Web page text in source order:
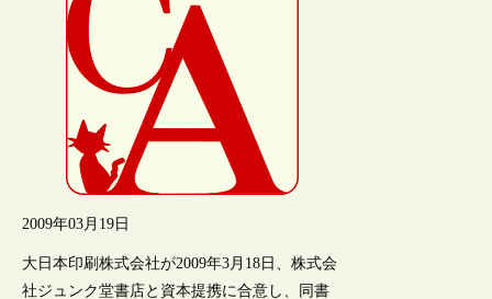
2009年03月19日
大日本印刷株式会社が2009年3月18日、株式会
社ジュンク堂書店と資本提携に合意し、同書